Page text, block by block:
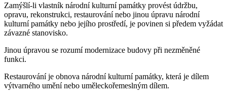
Zamýšlí-li vlastník národní kulturní památky provést údržbu,
opravu, rekonstrukci, restaurování nebo jinou úpravu národní
kulturní památky nebo jejího prostředí, je povinen si předem vyžádat
závazné stanovisko.
Jinou úpravou se rozumí modernizace budovy při nezměněné
funkci.
Restaurování je obnova národní kulturní památky, která je dílem
výtvarného umění nebo uměleckořemeslným dílem.